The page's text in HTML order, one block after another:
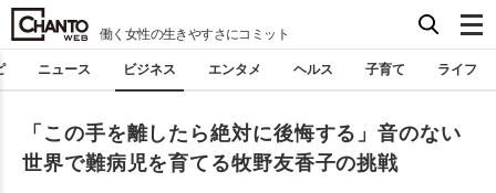
働く女性の生きやすさにコミット
ニュース ビジネス エンタメ ヘルス 子育て ライフ
「この手を離したら絶対に後悔する」音のない
世界で難病児を育てる牧野友香子の挑戦